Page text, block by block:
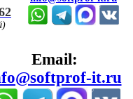
Email:
it.ru